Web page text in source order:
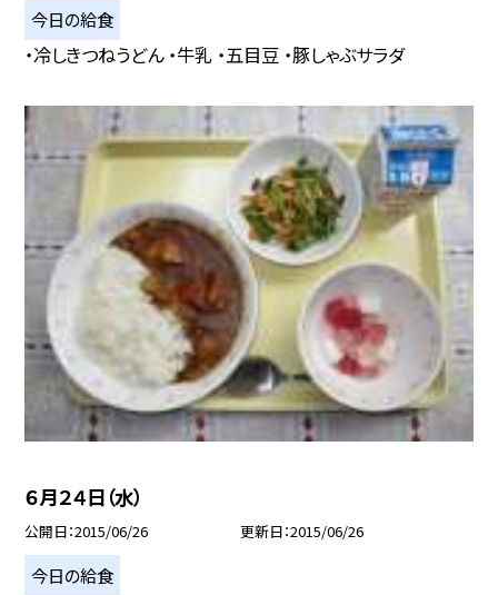
今日の給食
・冷しきつねうどん ・牛乳 ・五目豆 ・豚しゃぶサラダ
６月２４日（水）
公開日 2015/06/26 更新日 2015/06/26
今日の給食